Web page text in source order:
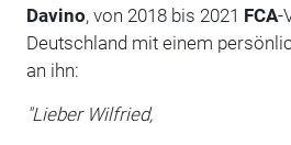
Davino, von 2018 bis 2021 FCA-
Deutschland mit einem
an ihn:
"Lieber Wilfried,